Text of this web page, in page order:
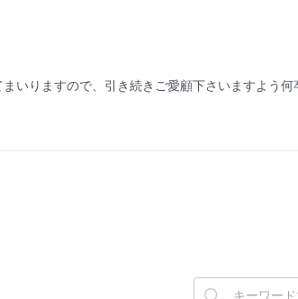
いりますので、引き続きご愛顧下さいますよう何